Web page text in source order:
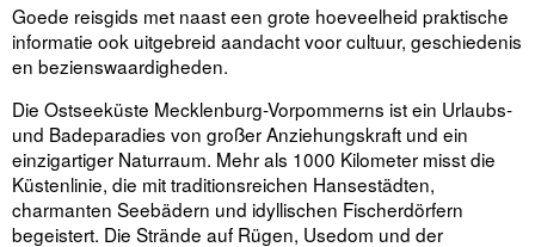
Goede reisgids met naast een grote hoeveelheid praktische
informatie ook uitgebreid aandacht voor cultuur, geschiedenis
en bezienswaardigheden.
Die Ostseeküste Mecklenburg-Vorpommerns ist ein Urlaubs-
und Badeparadies von großer Anziehungskraft und ein
einzigartiger Naturraum. Mehr als 1000 Kilometer misst die
Küstenlinie, die mit traditionsreichen Hansestädten,
charmanten Seebädern und idyllischen Fischerdörfern
begeistert. Die Strände auf Rügen, Usedom und der